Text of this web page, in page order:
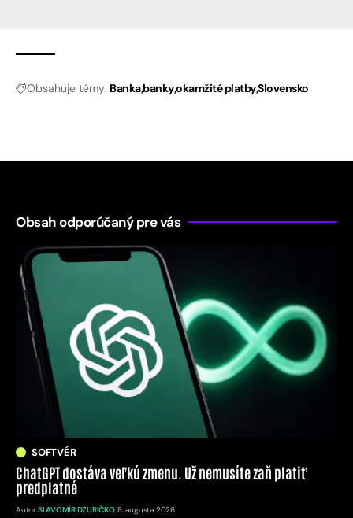
Obsahuje témy: Bankabankyokamžité platbySlovensko
Obsah odporúčaný pre vás
SOFTVÉR
ChatGPT dostáva veľkú zmenu. Už nemusíte zaň platiť
predplatné
Autor:SLAVOMÍR DZURIČKO 8. augusta 2026